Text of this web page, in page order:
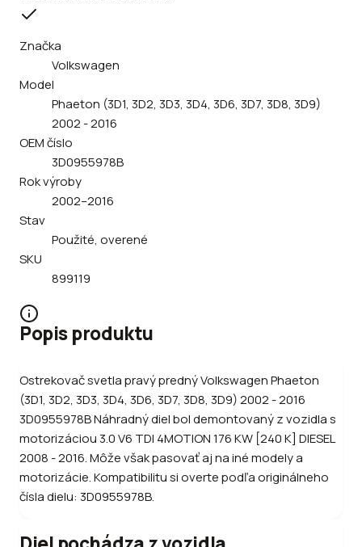
Značka
Volkswagen
Model
Phaeton (3D1, 3D2, 3D3, 3D4, 3D6, 3D7, 3D8, 3D9)
2002 - 2016
OEM číslo
3D0955978B
Rok výroby
2002–2016
Stav
Použité, overené
SKU
899119
Popis produktu
Ostrekovač svetla pravý predný Volkswagen Phaeton
(3D1, 3D2, 3D3, 3D4, 3D6, 3D7, 3D8, 3D9) 2002 - 2016
3D0955978B Náhradný diel bol demontovaný z vozidla s
motorizáciou 3.0 V6 TDI 4MOTION 176 KW [240 K] DIESEL
2008 - 2016. Môže však pasovať aj na iné modely a
motorizácie. Kompatibilitu si overte podľa originálneho
čísla dielu: 3D0955978B.